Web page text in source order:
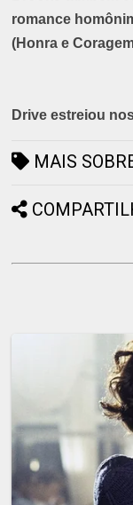
romance
(Honra e
Drive estreiou
MAIS